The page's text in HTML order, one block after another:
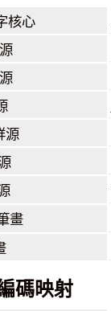
核心
源
畫
碼映射